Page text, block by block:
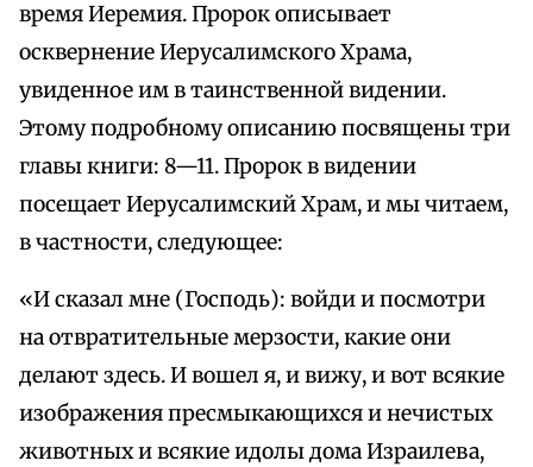
время Иеремия. Пророк описывает
осквернение Иерусалимского Храма,
увиденное им в таинственной видении.
Этому подробному описанию посвящены три
главы книги: 8—11. Пророк в видении
посещает Иерусалимский Храм, и мы читаем,
в частности, следующее:
«И сказал мне (Господь): войди и посмотри
на отвратительные мерзости, какие они
делают здесь. И вошел я, и вижу, и вот всякие
изображения пресмыкающихся и нечистых
животных и всякие идолы дома Израилева,